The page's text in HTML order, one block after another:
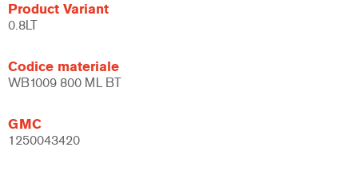
Product Variant
0.8LT
Codice materiale
WB1009 800 ML BT
GMC
1250043420